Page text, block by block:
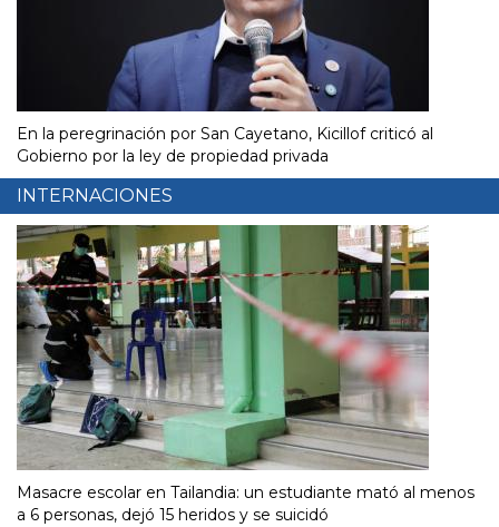
En la peregrinación por San Cayetano, Kicillof criticó al
Gobierno por la ley de propiedad privada
INTERNACIONES
Masacre escolar en Tailandia: un estudiante mató al menos
a 6 personas, dejó 15 heridos y se suicidó